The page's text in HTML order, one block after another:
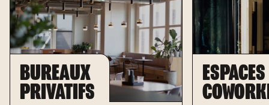
BUREAUX
PRIVATIFS
ESPACES